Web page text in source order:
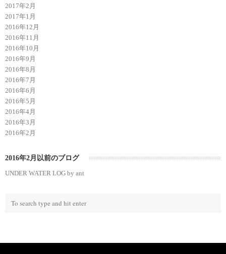
2017年2月
2017年1月
2016年12月
2016年11月
2016年10月
2016年9月
2016年8月
2016年7月
2016年6月
2016年5月
2016年4月
2016年3月
2016年2月
2016年2月以前のブログ
UNDER WATER LOG by ant